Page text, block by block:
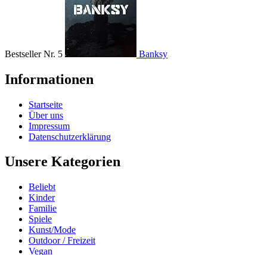
Bestseller Nr. 5 Banksy
Informationen
Startseite
Über uns
Impressum
Datenschutzerklärung
Unsere Kategorien
Beliebt
Kinder
Familie
Spiele
Kunst/Mode
Outdoor / Freizeit
Vegan